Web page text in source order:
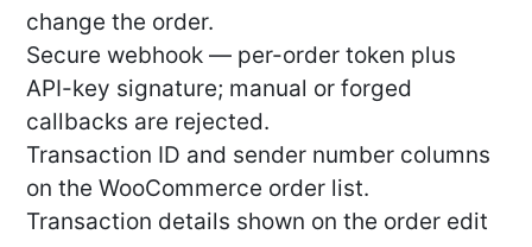
change the order.
Secure webhook — per-order token plus
API-key signature; manual or forged
callbacks are rejected.
Transaction ID and sender number columns
on the WooCommerce order list.
Transaction details shown on the order edit